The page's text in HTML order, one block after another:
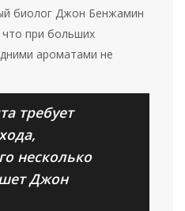
биолог Джон Бенжамин
что при больших
ароматами не
требует
несколько
Джон